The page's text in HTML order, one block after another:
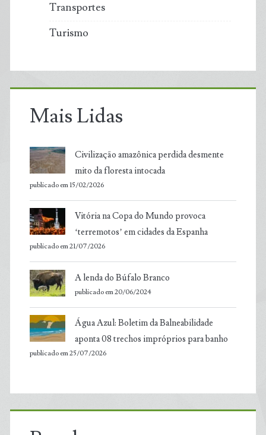
Transportes
Turismo
Mais Lidas
Civilização amazônica perdida desmente
mito da floresta intocada
publicado em 15/02/2026
Vitória na Copa do Mundo provoca
‘terremotos’ em cidades da Espanha
publicado em 21/07/2026
A lenda do Búfalo Branco
publicado em 20/06/2024
Água Azul: Boletim da Balneabilidade
aponta 08 trechos impróprios para banho
publicado em 25/07/2026